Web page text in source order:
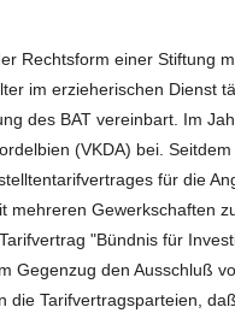
Rechtsform einer Stiftung
im erzieherischen Dienst
des BAT vereinbart. Im
(VKDA) bei.
für die
mehreren Gewerkschaften
"Bündnis für
Gegenzug den Ausschluß
die Tarifvertragsparteien,